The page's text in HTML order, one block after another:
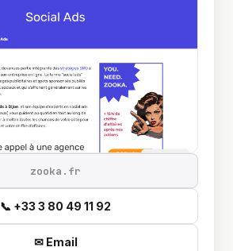
zooka.fr
📞 +33 3 80 49 11 92
✉ Email